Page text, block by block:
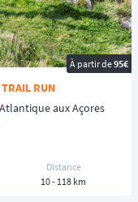
À partir de95€
RUN
aux Açores
Distance
10 - 118 km